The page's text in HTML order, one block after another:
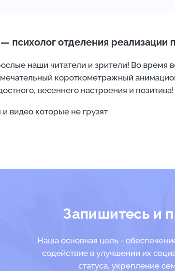
психолог отделения реализации
наши читатели и зрители! Во
короткометражный
весеннего настроения и позитива!
видео которые не грузят
Запишитесь и
Наша основная цель -
содействие в улучшении их
статуса, укрепление